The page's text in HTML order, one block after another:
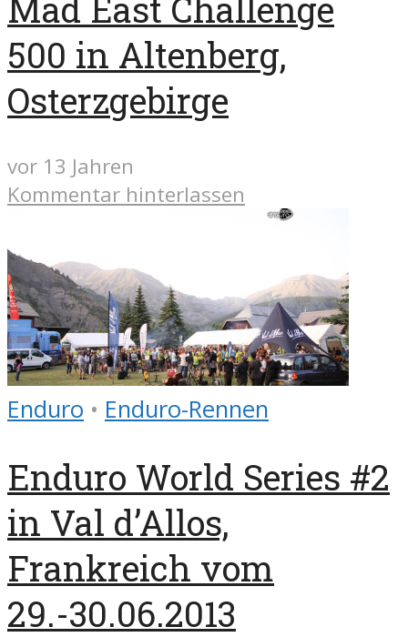
Mad East Challenge
500 in Altenberg,
Osterzgebirge
vor 13 Jahren
Kommentar hinterlassen
Enduro • Enduro-Rennen
Enduro World Series #2
in Val d’Allos,
Frankreich vom
29.-30.06.2013